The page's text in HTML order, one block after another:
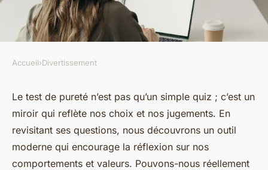
Test de pureté : quels secrets
révélés sur vous-même ?
Eva•23 mars 2025•7 min de lecture
Accueil›Divertissement
Le test de pureté n’est pas qu’un simple quiz ; c’est un
miroir qui reflète nos choix et nos jugements. En
revisitant ses questions, nous découvrons un outil
moderne qui encourage la réflexion sur nos
comportements et valeurs. Pouvons-nous réellement